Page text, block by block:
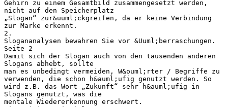
Gehirn zu einem Gesamtbild zusammengesetzt werden,
nicht auf den Speicherplatz
„Slogan“ zur&uuml;ckgreifen, da er keine Verbindung
zur Marke erkennt.
2.
Slogananalysen bewahren Sie vor &Uuml;berraschungen.
Seite 2
Damit sich der Slogan auch von den tausenden anderen
Slogans abhebt, sollte
man es unbedingt vermeiden, W&ouml;rter / Begriffe zu
verwenden, die schon h&auml;ufig genutzt werden. So
wird z.B. das Wort „Zukunft“ sehr h&auml;ufig in
Slogans genutzt, was die
mentale Wiedererkennung erschwert.